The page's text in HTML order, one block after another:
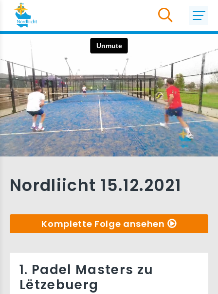
Nordliicht 15.12.2021
Komplette Folge ansehen
1. Padel Masters zu
Lëtzebuerg